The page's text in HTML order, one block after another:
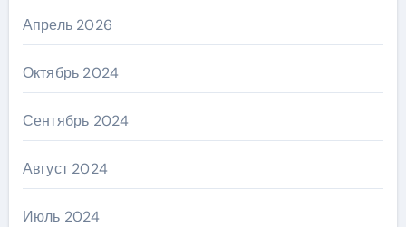
Апрель 2026
Октябрь 2024
Сентябрь 2024
Август 2024
Июль 2024